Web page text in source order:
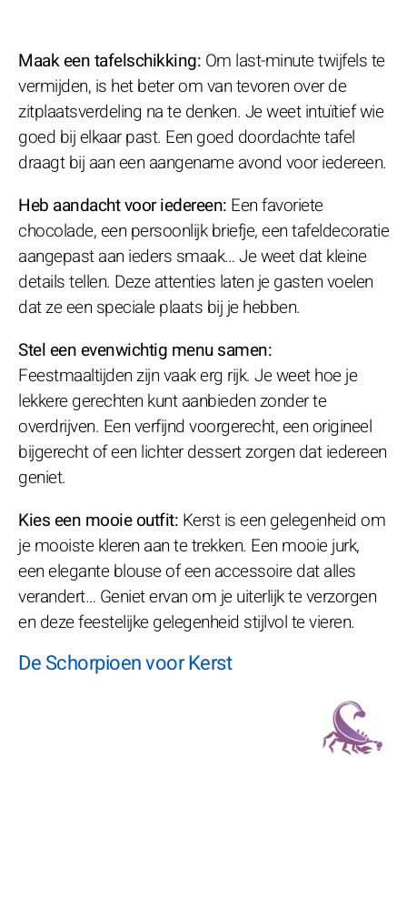
Maak een tafelschikking: Om last-minute twijfels te
vermijden, is het beter om van tevoren over de
zitplaatsverdeling na te denken. Je weet intuïtief wie
goed bij elkaar past. Een goed doordachte tafel
draagt bij aan een aangename avond voor iedereen.
Heb aandacht voor iedereen: Een favoriete
chocolade, een persoonlijk briefje, een tafeldecoratie
aangepast aan ieders smaak… Je weet dat kleine
details tellen. Deze attenties laten je gasten voelen
dat ze een speciale plaats bij je hebben.
Stel een evenwichtig menu samen:
Feestmaaltijden zijn vaak erg rijk. Je weet hoe je
lekkere gerechten kunt aanbieden zonder te
overdrijven. Een verfijnd voorgerecht, een origineel
bijgerecht of een lichter dessert zorgen dat iedereen
geniet.
Kies een mooie outfit: Kerst is een gelegenheid om
je mooiste kleren aan te trekken. Een mooie jurk,
een elegante blouse of een accessoire dat alles
verandert… Geniet ervan om je uiterlijk te verzorgen
en deze feestelijke gelegenheid stijlvol te vieren.
De Schorpioen voor Kerst